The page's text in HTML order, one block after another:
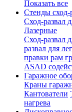
Показать все
Стенды сход-
Сход-развал
Лазерные
Сход-развал
развал для
правки рам
ASAD
Гаражное
Краны
Кантователи
нагрева